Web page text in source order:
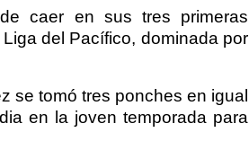
caer en sus tres primeras
del Pacífico, dominada por
se tomó tres ponches en igual
en la joven temporada para